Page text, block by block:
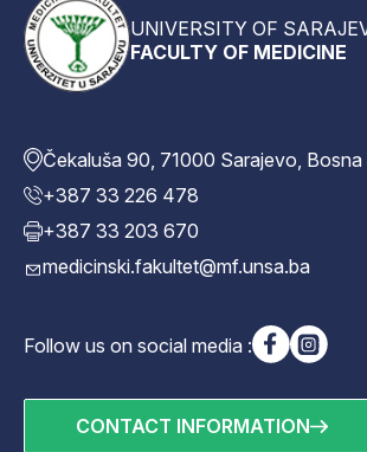
UNIVERSITY OF
FACULTY OF MEDICINE
Čekaluša 90, 71000 Sarajevo,
+387 33 226 478
+387 33 203 670
medicinski.fakultet@mf.unsa.ba
Follow us on social media :
CONTACT INFORMATION